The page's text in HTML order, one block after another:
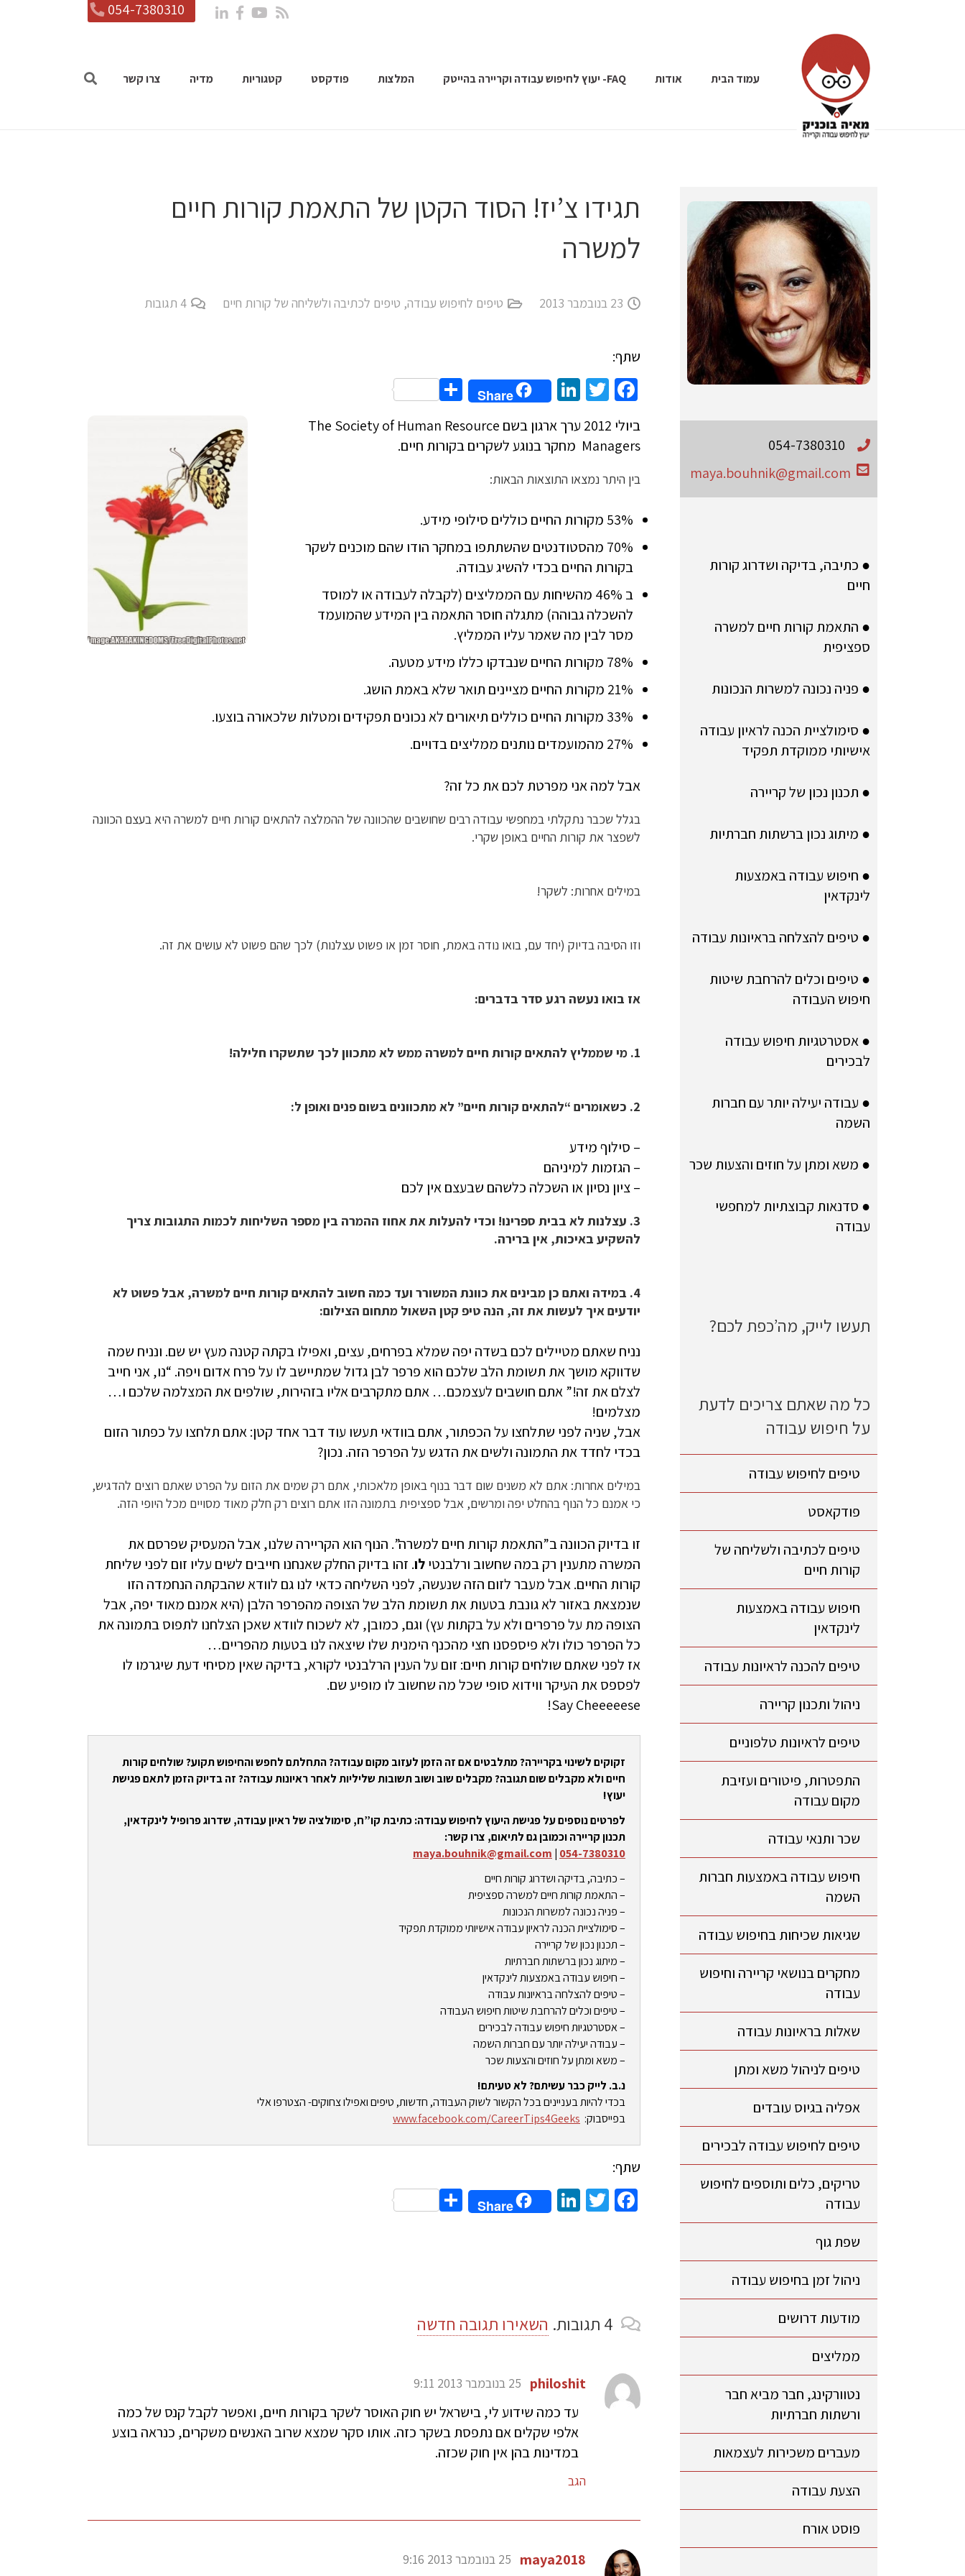
054-7380310
עמוד הבית אודות FAQ- יעוץ לחיפוש עבודה וקריירה בהייטק המלצות פודקסט קטגוריות מדיה צרו קשר
תגידו צ’יז! הסוד הקטן של התאמת קורות חיים
למשרה
23 בנובמבר 2013 טיפים לחיפוש עבודה, טיפים לכתיבה ולשליחה של קורות חיים 4 תגובות
שתף:
Facebook
Twitter
LinkedIn
Share
Share
ביולי 2012 ערך ארגון בשם The Society of Human Resource
Managers מחקר בנוגע לשקרים בקורות חיים.
בין היתר נמצאו התוצאות הבאות:
53% מקורות החיים כוללים סילופי מידע.
70% מהסטודנטים שהשתתפו במחקר הודו שהם מוכנים לשקר
בקורות החיים בכדי להשיג עבודה.
ב 46% מהשיחות עם הממליצים (לקבלה לעבודה או למוסד
להשכלה גבוהה) מתגלה חוסר התאמה בין המידע שהמועמד
מסר לבין מה שאמר עליו הממליץ.
78% מקורות החיים שנבדקו כללו מידע מטעה.
21% מקורות החיים מציינים תואר שלא באמת הושג.
33% מקורות החיים כוללים תיאורים לא נכונים תפקידים ומטלות שלכאורה בוצעו.
27% מהמועמדים נותנים ממליצים בדויים.
אבל למה אני מפרטת לכם את כל זה?
בגלל שכבר נתקלתי במחפשי עבודה רבים שחושבים שהכוונה של ההמלצה להתאים קורות חיים למשרה היא בעצם הכוונה
לשפצר את קורות החיים באופן שקרי.
במילים אחרות: לשקר!
וזו הסיבה בדיוק (יחד עם, בואו נודה באמת, חוסר זמן או פשוט עצלנות) לכך שהם פשוט לא עושים את זה.
אז בואו נעשה רגע סדר בדברים:
1. מי שממליץ להתאים קורות חיים למשרה ממש לא מתכוון לכך שתשקרו חלילה!
2. כשאומרים “להתאים קורות חיים” לא מתכוונים בשום פנים ואופן ל:
– סילוף מידע
– הגזמות למיניהם
– ציון נסיון או השכלה כלשהם שבעצם אין לכם
3. עצלנות לא בבית ספרינו! וכדי להעלות את אחוז ההמרה בין מספר השליחות לכמות התגובות צריך
להשקיע באיכות, אין ברירה.
4. במידה ואתם כן מבינים את כוונת המשורר ועד כמה חשוב להתאים קורות חיים למשרה, אבל פשוט לא
יודעים איך לעשות את זה, הנה טיפ קטן השאול מתחום הצילום:
נניח שאתם מטיילים לכם בשדה יפה שמלא בפרחים, עצים, ואפילו בקתה קטנה מעץ יש שם. ונניח שמה
שדווקא מושך את תשומת הלב שלכם הוא פרפר לבן גדול שמתיישב לו על פרח אדום ויפה. “נו, אני חייב
לצלם את זה!” אתם חושבים לעצמכם… אתם מתקרבים אליו בזהירות, שולפים את המצלמה שלכם ו…
מצלמים!
אבל, שניה לפני שתלחצו על הכפתור, אתם בוודאי תעשו עוד דבר אחד קטן: אתם תלחצו על כפתור הזום
בכדי לחדד את התמונה ולשים את הדגש על הפרפר הזה. נכון?
במילים אחרות: אתם לא משנים שום דבר בנוף באופן מלאכותי, אתם רק שמים את הזום על הפרט שאתם רוצים להדגיש,
כי אמנם כל הנוף בהחלט יפה ומרשים, אבל ספציפית בתמונה הזו אתם רוצים רק חלק מאוד מסויים מכל היופי הזה.
זו בדיוק הכוונה ב”התאמת קורות חיים למשרה”. הנוף הוא הקריירה שלנו, אבל המעסיק שפרסם את
המשרה מתענין רק במה שחשוב ורלבנטילו. זהו בדיוק החלק שאנחנו חייבים לשים עליו זום לפני שליחת
קורות החיים. אבל מעבר לזום הזה שנעשה, לפני השליחה כדאי לנו גם לוודא שהבקתה הנחמדה הזו
שנמצאת באזור לא גונבת בטעות את תשומת הלב של הצופה מהפרפר הלבן (היא אמנם מאוד יפה, אבל
הצופה מת על פרפרים ולא על בקתות עץ) וגם, כמובן, לא לשכוח לוודא שאכן הצלחנו לתפוס בתמונה את
כל הפרפר כולו ולא פיספסנו חצי מהכנף הימנית שלו שיצאה לנו בטעות מהפריים…
אז לפני שאתם שולחים קורות חיים: זום על הענין הרלבנטי לקורא, בדיקה שאין מסיחי דעת שיגרמו לו
לפספס את העיקר ווידוא סופי שכל מה שחשוב לו מופיע שם.
Say Cheeeeese!
זקוקים לשינוי בקריירה? מתלבטים אם זה הזמן לעזוב מקום עבודה? התחלתם לחפש והחיפוש תקוע? שולחים קורות
חיים ולא מקבלים שום תגובה? מקבלים שוב ושוב תשובות שליליות לאחר ראיונות עבודה? זה בדיוק הזמן לתאם פגישת
יעוץ!
לפרטים נוספים על פגישת היעוץ לחיפוש עבודה: כתיבת קו”ח, סימולציה של ראיון עבודה, שדרוג פרופיל לינקדאין,
תכנון קריירה וכמובן גם לתיאום, צרו קשר:
054-7380310
|
maya.bouhnik@gmail.com
– כתיבה, בדיקה ושדרוג קורות חיים
– התאמת קורות חיים למשרה ספציפית
– פניה נכונה למשרות הנכונות
– סימולציית הכנה לראיון עבודה אישיותי ממוקדת תפקיד
– תכנון נכון של קריירה
– מיתוג נכון ברשתות חברתיות
– חיפוש עבודה באמצעות לינקדאין
– טיפים להצלחה בראיונות עבודה
– טיפים וכלים להרחבת שיטות חיפוש העבודה
– אסטרטגיות חיפוש עבודה לבכירים
– עבודה יעילה יותר עם חברות השמה
– משא ומתן על חוזים והצעות שכר
נ.ב. לייק כבר עשיתם? לא טעיתם!
בכדי להיות בעניינים בכל הקשור לשוק העבודה, חדשות, טיפים ואפילו צחוקים- הצטרפו אלי
בפייסבוק: www.facebook.com/CareerTips4Geeks
שתף:
Facebook
Twitter
LinkedIn
Share
Share
4 תגובות. השאירו תגובה חדשה
philoshit 25 בנובמבר 2013 9:11
עד כמה שידוע לי, בישראל יש חוק האוסר לשקר בקורות חיים, ואפשר לקבל קנס של כמה
אלפי שקלים אם נתפסת בשקר כזה. אותו סקר שמצא שרוב האנשים משקרים, כנראה בוצע
במדינות בהן אין חוק שכזה.
הגב
maya2018 25 בנובמבר 2013 9:16
054-7380310
maya.bouhnik@gmail.com
● כתיבה, בדיקה ושדרוג קורות
חיים
● התאמת קורות חיים למשרה
ספציפית
● פניה נכונה למשרות הנכונות
● סימולציית הכנה לראיון עבודה
אישיותי ממוקדת תפקיד
● תכנון נכון של קריירה
● מיתוג נכון ברשתות חברתיות
● חיפוש עבודה באמצעות
לינקדאין
● טיפים להצלחה בראיונות עבודה
● טיפים וכלים להרחבת שיטות
חיפוש העבודה
● אסטרטגיות חיפוש עבודה
לבכירים
● עבודה יעילה יותר עם חברות
השמה
● משא ומתן על חוזים והצעות שכר
● סדנאות קבוצתיות למחפשי
עבודה
תעשו לייק, מה’כפת לכם?
כל מה שאתם צריכים לדעת
על חיפוש עבודה
טיפים לחיפוש עבודה
פודקאסט
טיפים לכתיבה ולשליחה של
קורות חיים
חיפוש עבודה באמצעות
לינקדאין
טיפים להכנה לראיונות עבודה
ניהול ותכנון קריירה
טיפים לראיונות טלפוניים
התפטרות, פיטורים ועזיבת
מקום עבודה
שכר ותנאי עבודה
חיפוש עבודה באמצעות חברות
השמה
שגיאות שכיחות בחיפוש עבודה
מחקרים בנושאי קריירה וחיפוש
עבודה
שאלות בראיונות עבודה
טיפים לניהול משא ומתן
אפליה בגיוס עובדים
טיפים לחיפוש עבודה לבכירים
טריקים, כלים ותוספים לחיפוש
עבודה
שפת גוף
ניהול זמן בחיפוש עבודה
מודעות דרושים
ממליצים
נטוורקינג, חבר מביא חבר
ורשתות חברתיות
מעברים משכירות לעצמאות
הצעת עבודה
פוסט אורח